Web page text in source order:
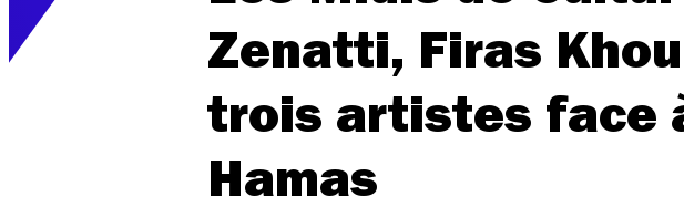
Zenatti, Firas
trois artistes face
Hamas